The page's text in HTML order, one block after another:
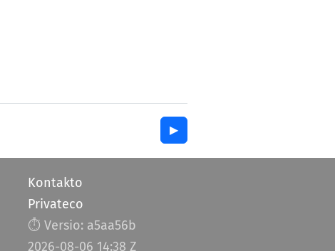
▶︎
Kontakto
Privateco
⏱︎ Versio: a5aa56b
2026-08-06 14:38 Z